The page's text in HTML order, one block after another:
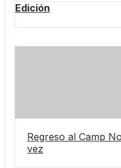
Edición
Regreso al Camp
vez